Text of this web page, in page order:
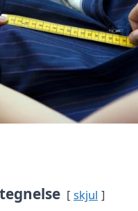
skjul